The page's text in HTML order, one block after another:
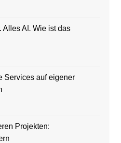
Alles AI. Wie ist das
Services auf eigener
Projekten: